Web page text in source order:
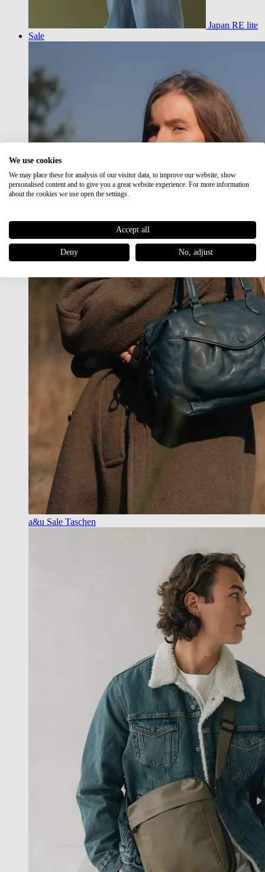
Japan RE lite
Sale
a&u Sale Taschen
We use cookies
We may place these for analysis of our visitor data, to improve our website, show
personalised content and to give you a great website experience. For more information
about the cookies we use open the settings.
Accept all
Deny No, adjust